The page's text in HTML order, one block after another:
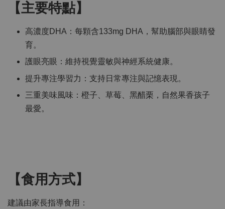
【主要特點】
高濃度DHA：每顆含133mg DHA，幫助腦部與眼睛發
育。
護眼亮眼：維持視覺靈敏與神經系統健康。
提升專注學習力：支持日常專注與記憶表現。
三重美味風味：橙子、草莓、黑醋栗，自然果香孩子
最愛。
【食用方式】
建議由家長指導食用：